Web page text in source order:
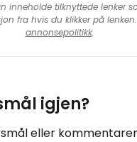
inneholde tilknyttede lenker
fra hvis du klikker på
annonsepolitikk.
igjen?
eller